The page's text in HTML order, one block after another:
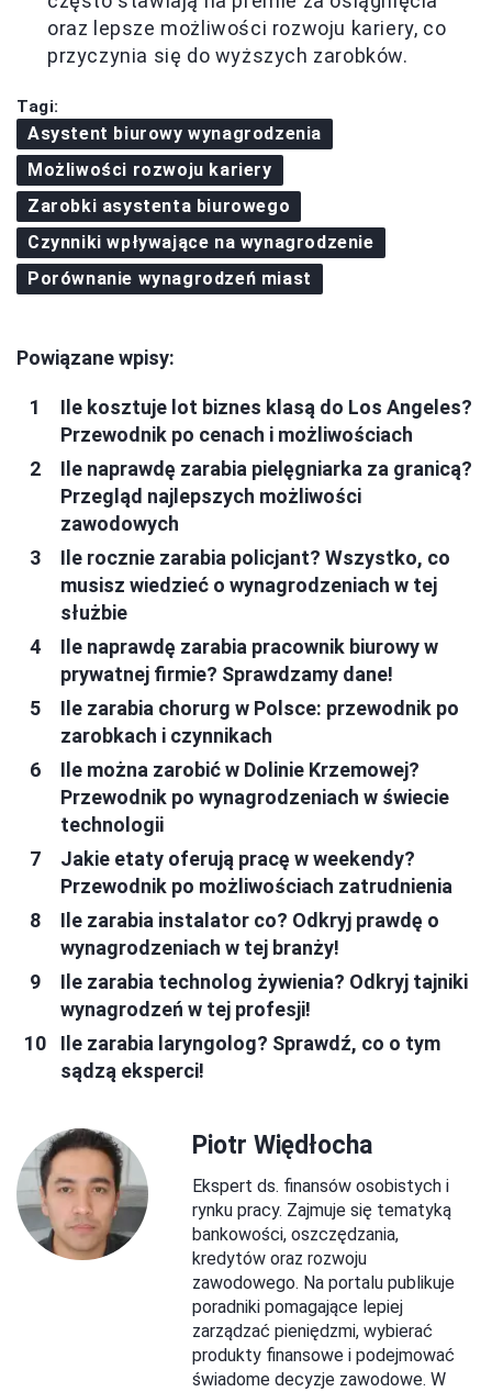
oraz lepsze możliwości rozwoju kariery, co
przyczynia się do wyższych zarobków.
Tagi:
Asystent biurowy wynagrodzenia
Możliwości rozwoju kariery
Zarobki asystenta biurowego
Czynniki wpływające na wynagrodzenie
Porównanie wynagrodzeń miast
Powiązane wpisy:
Ile kosztuje lot biznes klasą do Los Angeles?
Przewodnik po cenach i możliwościach
Ile naprawdę zarabia pielęgniarka za granicą?
Przegląd najlepszych możliwości
zawodowych
Ile rocznie zarabia policjant? Wszystko, co
musisz wiedzieć o wynagrodzeniach w tej
służbie
Ile naprawdę zarabia pracownik biurowy w
prywatnej firmie? Sprawdzamy dane!
Ile zarabia chorurg w Polsce: przewodnik po
zarobkach i czynnikach
Ile można zarobić w Dolinie Krzemowej?
Przewodnik po wynagrodzeniach w świecie
technologii
Jakie etaty oferują pracę w weekendy?
Przewodnik po możliwościach zatrudnienia
Ile zarabia instalator co? Odkryj prawdę o
wynagrodzeniach w tej branży!
Ile zarabia technolog żywienia? Odkryj tajniki
wynagrodzeń w tej profesji!
Ile zarabia laryngolog? Sprawdź, co o tym
sądzą eksperci!
Piotr Więdłocha
Ekspert ds. finansów osobistych i
rynku pracy. Zajmuje się tematyką
bankowości, oszczędzania,
kredytów oraz rozwoju
zawodowego. Na portalu publikuje
poradniki pomagające lepiej
zarządzać pieniędzmi, wybierać
produkty finansowe i podejmować
świadome decyzje zawodowe. W